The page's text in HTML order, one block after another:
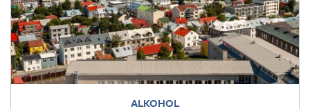
ALKOHOL